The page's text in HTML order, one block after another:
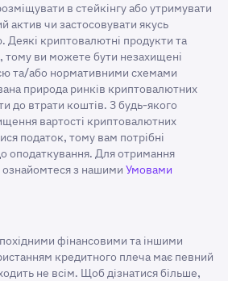
в стейкінгу або утримувати
актив чи застосовувати якусь
Деякі криптовалютні продукти та
тому ви можете бути незахищені
та/або нормативними схемами
природа ринків криптовалютних
до втрати коштів. З будь-якого
вартості криптовалютних
податок, тому вам потрібні
оподаткування. Для отримання
ознайомтеся з нашими Умовами
фінансовими та іншими
кредитного плеча має певний
не всім. Щоб дізнатися більше,